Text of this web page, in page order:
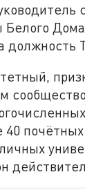
Белого
должность
40